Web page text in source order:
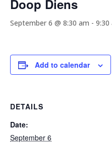
Doop Diens
September 6 @ 8:30 am - 9:30
Add to calendar
DETAILS
Date:
September 6